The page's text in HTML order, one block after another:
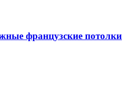
французские потолки